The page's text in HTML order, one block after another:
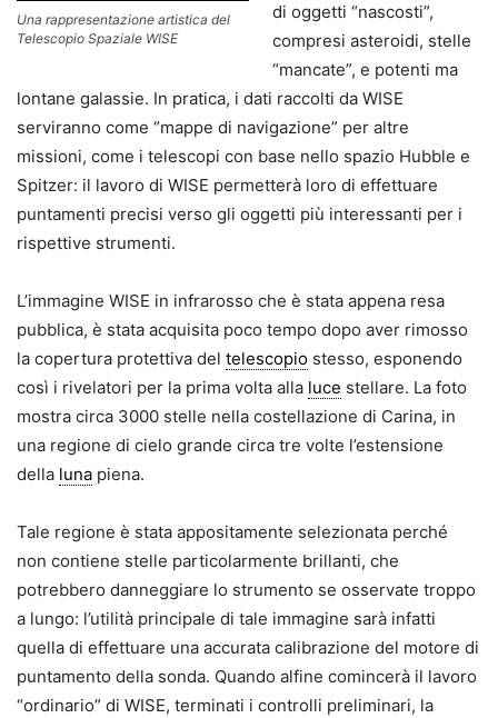
Una rappresentazione artistica del
Telescopio Spaziale WISE
di oggetti “nascosti”,
compresi asteroidi, stelle
“mancate”, e potenti ma
lontane galassie. In pratica, i dati raccolti da WISE
serviranno come “mappe di navigazione” per altre
missioni, come i telescopi con base nello spazio Hubble e
Spitzer: il lavoro di WISE permetterà loro di effettuare
puntamenti precisi verso gli oggetti più interessanti per i
rispettive strumenti.
L’immagine WISE in infrarosso che è stata appena resa
pubblica, è stata acquisita poco tempo dopo aver rimosso
la copertura protettiva del telescopio stesso, esponendo
così i rivelatori per la prima volta alla luce stellare. La foto
mostra circa 3000 stelle nella costellazione di Carina, in
una regione di cielo grande circa tre volte l’estensione
della luna piena.
Tale regione è stata appositamente selezionata perché
non contiene stelle particolarmente brillanti, che
potrebbero danneggiare lo strumento se osservate troppo
a lungo: l’utilità principale di tale immagine sarà infatti
quella di effettuare una accurata calibrazione del motore di
puntamento della sonda. Quando alfine comincerà il lavoro
“ordinario” di WISE, terminati i controlli preliminari, la